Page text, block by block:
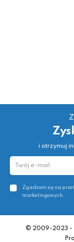
i otrzymuj
Zgadzam się na
marketingowych.
© 2009-2023 -